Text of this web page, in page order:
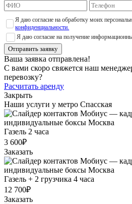
Я даю согласие на обработку моих
конфиденциальности.
Я даю согласие на получение
Отправить заявку
Ваша заявка отправлена!
С вами скоро свяжется наш
перевозку?
Расчитать аренду
Закрыть
Наши услуги у метро Спасская
Газель 2 часа
3 600₽
Заказать
Газель + 2 грузчика 4 часа
12 700₽
Заказать